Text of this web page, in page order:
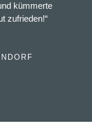
kümmerte
zufrieden!“